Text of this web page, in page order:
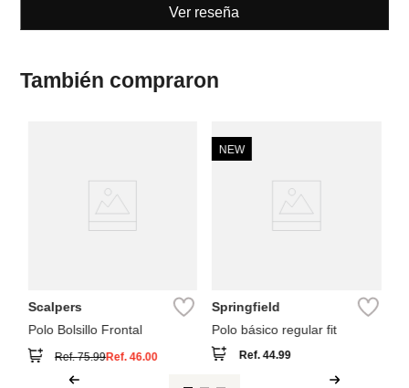
Ver reseña
También compraron
Scalpers
Polo Bolsillo Frontal
Ref.75.99Ref.46.00
NEW
Springfield
Polo básico regular fit
Ref.44.99